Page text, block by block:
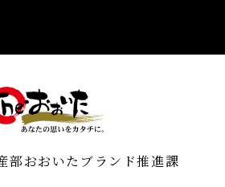
部おおいたブランド推進課